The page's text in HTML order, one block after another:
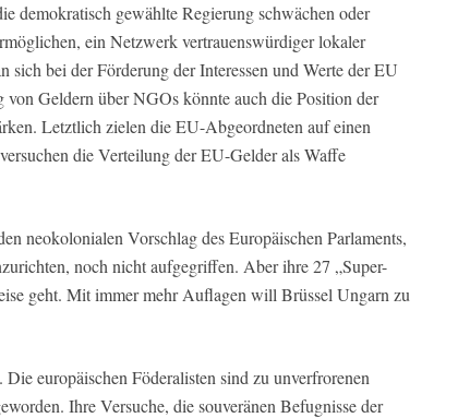
demokratisch gewählte Regierung schwächen oder
ein Netzwerk vertrauenswürdiger lokaler
sich bei der Förderung der Interessen und Werte der EU
von Geldern über NGOs könnte auch die Position der
Letztlich zielen die EU-Abgeordneten auf einen
die Verteilung der EU-Gelder als Waffe
neokolonialen Vorschlag des Europäischen Parlaments,
noch nicht aufgegriffen. Aber ihre 27 „Super-
geht. Mit immer mehr Auflagen will Brüssel Ungarn zu
europäischen Föderalisten sind zu unverfrorenen
Ihre Versuche, die souveränen Befugnisse der